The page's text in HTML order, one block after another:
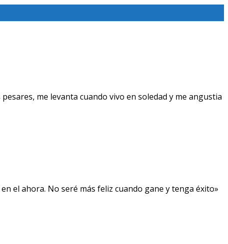
me levanta cuando vivo en soledad y me angustia
el ahora. No seré más feliz cuando gane y tenga éxito»